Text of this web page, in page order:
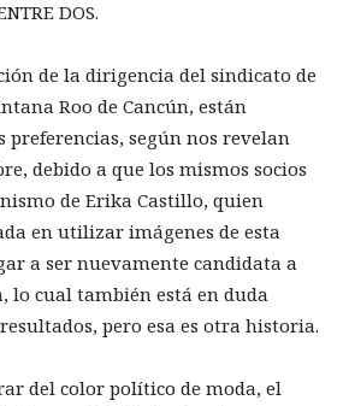
DOS.
de la dirigencia del sindicato de
Roo de Cancún, están
preferencias, según nos revelan
debido a que los mismos socios
de Erika Castillo, quien
en utilizar imágenes de esta
a ser nuevamente candidata a
lo cual también está en duda
pero esa es otra historia.
del color político de moda, el